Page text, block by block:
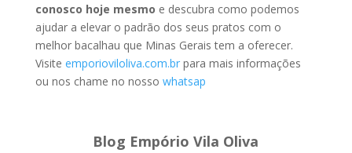
conosco hoje mesmo e descubra como podemos
ajudar a elevar o padrão dos seus pratos com o
melhor bacalhau que Minas Gerais tem a oferecer.
Visite emporioviloliva.com.brpara mais informações
ou nos chame no nosso whatsap
Blog Empório Vila Oliva